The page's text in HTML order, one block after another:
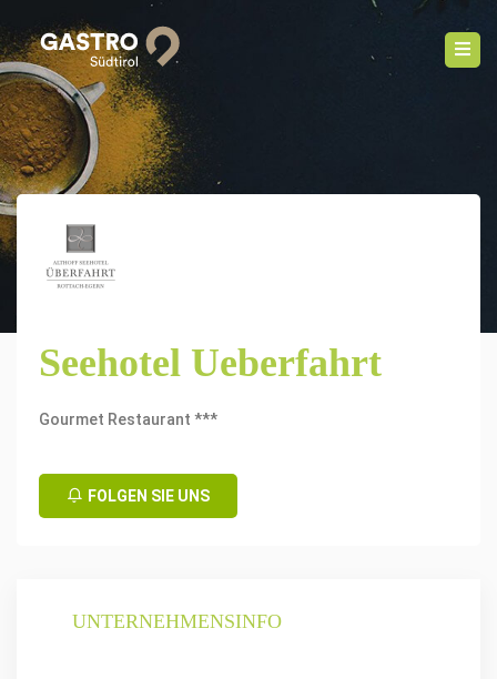
Seehotel Ueberfahrt
Gourmet Restaurant ***
FOLGEN SIE UNS
UNTERNEHMENSINFO